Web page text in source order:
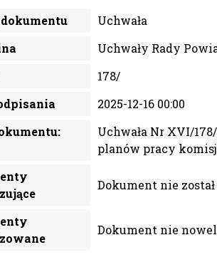
Uchwała
Uchwały Rady
178/
2025-12-16 00:00
Uchwała Nr XVI/
planów pracy
Dokument nie
Dokument nie